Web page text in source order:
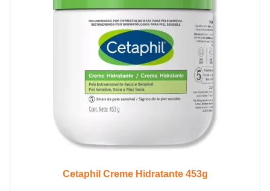
Cetaphil Creme Hidratante 453g